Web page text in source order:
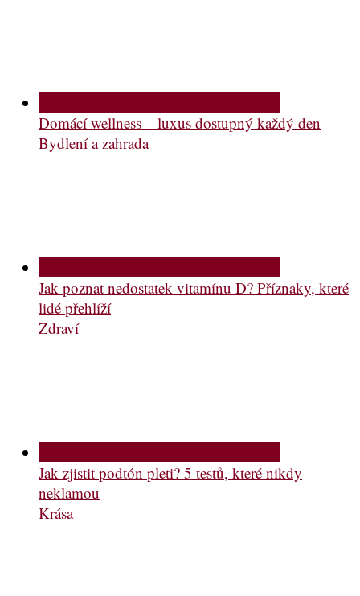
Domácí wellness – luxus dostupný každý den
Bydlení a zahrada
Jak poznat nedostatek vitamínu D? Příznaky, které
lidé přehlíží
Zdraví
Jak zjistit podtón pleti? 5 testů, které nikdy
neklamou
Krása